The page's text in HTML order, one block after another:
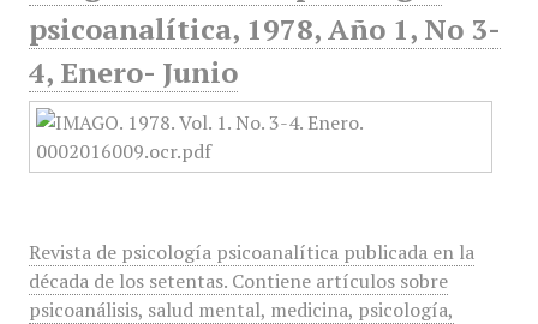
psicoanalítica, 1978, Año 1, No 3-
4, Enero- Junio
Revista de psicología psicoanalítica publicada en la
década de los setentas. Contiene artículos sobre
psicoanálisis, salud mental, medicina, psicología,